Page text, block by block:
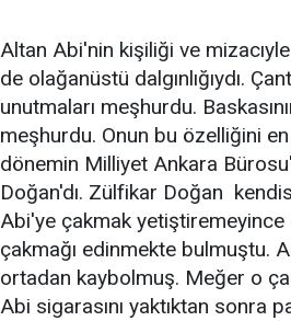
Altan Abi'nin kişiliği ve
de olağanüstü dalgınlığıydı.
unutmaları meşhurdu.
meşhurdu. Onun bu özelliğini
dönemin Milliyet Ankara
Doğan'dı. Zülfikar Doğan
Abi'ye çakmak
çakmağı edinmekte bulmuştu.
ortadan kaybolmuş. Meğer o
Abi sigarasını yaktıktan sonra